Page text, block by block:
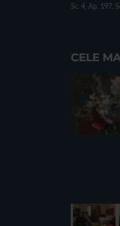
Sc. 4, Ap. 197,
CELE